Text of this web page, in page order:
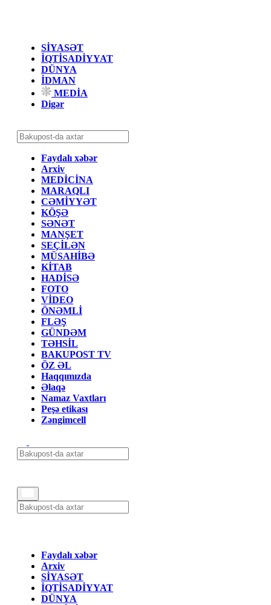
SİYASƏT
İQTİSADİYYAT
DÜNYA
İDMAN
MEDİA
Digər
Faydalı xəbər
Arxiv
MEDİCİNA
MARAQLI
CƏMİYYƏT
KÖŞƏ
SƏNƏT
MANŞET
SEÇİLƏN
MÜSAHİBƏ
KİTAB
HADİSƏ
FOTO
VİDEO
ÖNƏMLİ
FLƏŞ
GÜNDƏM
TƏHSİL
BAKUPOST TV
ÖZ ƏL
Haqqımızda
Əlaqə
Namaz Vaxtları
Peşə etikası
Zəngimcell
Faydalı xəbər
Arxiv
SİYASƏT
İQTİSADİYYAT
DÜNYA